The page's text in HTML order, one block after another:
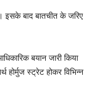
इसके बाद बातचीत के जरिए
बयान जारी किया
होर्मुज स्ट्रेट होकर विभिन्न